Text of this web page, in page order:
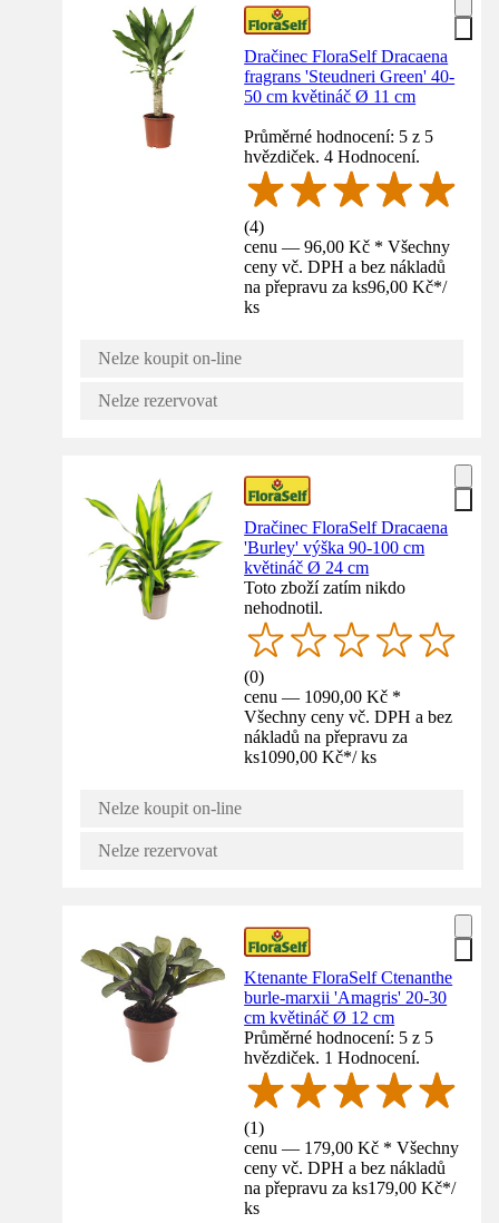
Dračinec FloraSelf Dracaena
fragrans 'Steudneri Green' 40-
50 cm květináč Ø 11 cm
Průměrné hodnocení: 5 z 5
hvězdiček. 4 Hodnocení.
(4)
cenu — 96,00 Kč * Všechny
ceny vč. DPH a bez nákladů
na přepravu za ks96,00 Kč*/
ks
Nelze koupit on-line
Nelze rezervovat
Dračinec FloraSelf Dracaena
'Burley' výška 90-100 cm
květináč Ø 24 cm
Toto zboží zatím nikdo
nehodnotil.
(0)
cenu — 1090,00 Kč *
Všechny ceny vč. DPH a bez
nákladů na přepravu za
ks1090,00 Kč*/ ks
Nelze koupit on-line
Nelze rezervovat
Ktenante FloraSelf Ctenanthe
burle-marxii 'Amagris' 20-30
cm květináč Ø 12 cm
Průměrné hodnocení: 5 z 5
hvězdiček. 1 Hodnocení.
(1)
cenu — 179,00 Kč * Všechny
ceny vč. DPH a bez nákladů
na přepravu za ks179,00 Kč*/
ks